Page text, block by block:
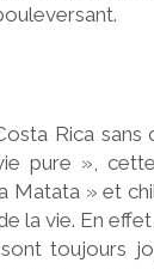
Rica sans
pure »,
» et
la vie. En
toujours